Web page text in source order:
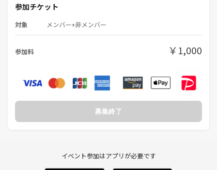
- 目撃者たちの夜
- お邪魔者
-お邪魔者2
- ウミガメのスープ
- タイムボム
- ぶたぶたこぶた
- ゲシェンク
- ヒトトイロ
参加チケット
対象 メンバー+非メンバー
参加料 ￥1,000
募集終了
イベント参加はアプリが必要です